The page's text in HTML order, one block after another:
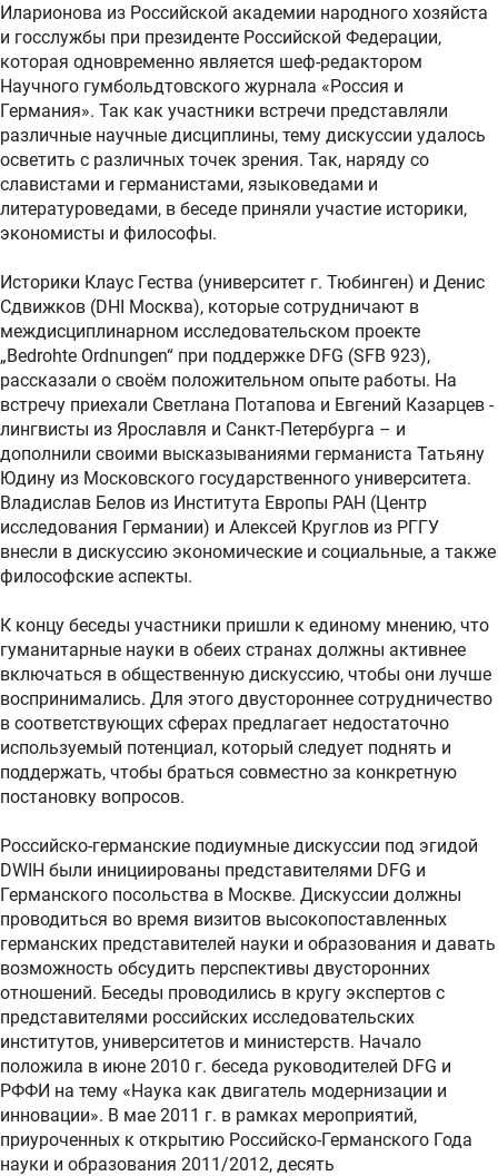
Иларионова из Российской академии народного хозяйста
и госслужбы при президенте Российской Федерации,
которая одновременно является шеф-редактором
Научного гумбольдтовского журнала «Россия и
Германия». Так как участники встречи представляли
различные научные дисциплины, тему дискуссии удалось
осветить с различных точек зрения. Так, наряду со
славистами и германистами, языковедами и
литературоведами, в беседе приняли участие историки,
экономисты и философы.
Историки Клаус Гества (университет г. Тюбинген) и Денис
Сдвижков (DHI Москва), которые сотрудничают в
междисциплинарном исследовательском проекте
„Bedrohte Ordnungen“ при поддержке DFG (SFB 923),
рассказали о своём положительном опыте работы. На
встречу приехали Светлана Потапова и Евгений Казарцев -
лингвисты из Ярославля и Санкт-Петербурга – и
дополнили своими высказываниями германиста Татьяну
Юдину из Московского государственного университета.
Владислав Белов из Института Европы РАН (Центр
исследования Германии) и Алексей Круглов из РГГУ
внесли в дискуссию экономические и социальные, а также
философские аспекты.
К концу беседы участники пришли к единому мнению, что
гуманитарные науки в обеих странах должны активнее
включаться в общественную дискуссию, чтобы они лучше
воспринимались. Для этого двустороннее сотрудничество
в соответствующих сферах предлагает недостаточно
используемый потенциал, который следует поднять и
поддержать, чтобы браться совместно за конкретную
постановку вопросов.
Российско-германские подиумные дискуссии под эгидой
DWIH были инициированы представителями DFG и
Германского посольства в Москве. Дискуссии должны
проводиться во время визитов высокопоставленных
германских представителей науки и образования и давать
возможность обсудить перспективы двусторонних
отношений. Беседы проводились в кругу экспертов с
представителями российских исследовательских
институтов, университетов и министерств. Начало
положила в июне 2010 г. беседа руководителей DFG и
РФФИ на тему «Наука как двигатель модернизации и
инновации». В мае 2011 г. в рамках мероприятий,
приуроченных к открытию Российско-Германского Года
науки и образования 2011/2012, десять